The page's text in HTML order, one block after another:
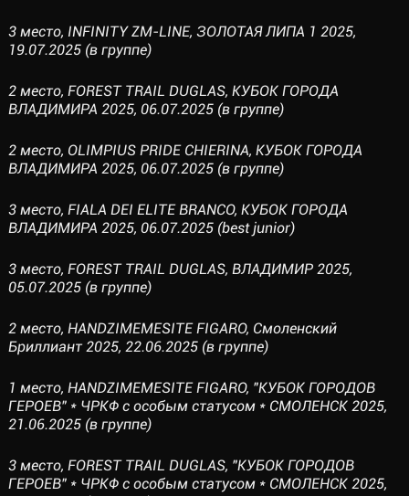
3 место, INFINITY ZM-LINE, ЗОЛОТАЯ ЛИПА 1 2025,
19.07.2025 (в группе)
2 место, FOREST TRAIL DUGLAS, КУБОК ГОРОДА
ВЛАДИМИРА 2025, 06.07.2025 (в группе)
2 место, OLIMPIUS PRIDE CHIERINA, КУБОК ГОРОДА
ВЛАДИМИРА 2025, 06.07.2025 (в группе)
3 место, FIALA DEI ELITE BRANCO, КУБОК ГОРОДА
ВЛАДИМИРА 2025, 06.07.2025 (best junior)
3 место, FOREST TRAIL DUGLAS, ВЛАДИМИР 2025,
05.07.2025 (в группе)
2 место, HANDZIMEMESITE FIGARO, Смоленский
Бриллиант 2025, 22.06.2025 (в группе)
1 место, HANDZIMEMESITE FIGARO, "КУБОК ГОРОДОВ
ГЕРОЕВ" * ЧРКФ с особым статусом * СМОЛЕНСК 2025,
21.06.2025 (в группе)
3 место, FOREST TRAIL DUGLAS, "КУБОК ГОРОДОВ
ГЕРОЕВ" * ЧРКФ с особым статусом * СМОЛЕНСК 2025,